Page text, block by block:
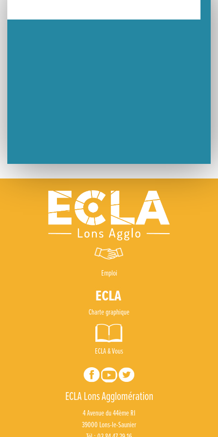
Emploi
Charte graphique
ECLA & Vous
ECLA Lons Agglomération
4 Avenue du 44ème RI
39000 Lons-le-Saunier